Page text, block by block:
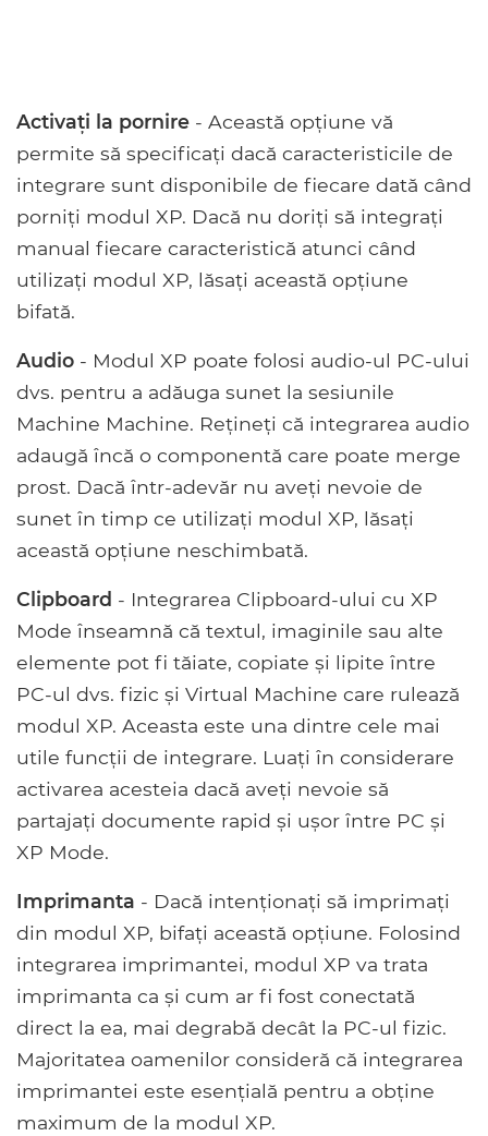
Activați la pornire - Această opțiune vă
permite să specificați dacă caracteristicile de
integrare sunt disponibile de fiecare dată când
porniți modul XP. Dacă nu doriți să integrați
manual fiecare caracteristică atunci când
utilizați modul XP, lăsați această opțiune
bifată.
Audio - Modul XP poate folosi audio-ul PC-ului
dvs. pentru a adăuga sunet la sesiunile
Machine Machine. Rețineți că integrarea audio
adaugă încă o componentă care poate merge
prost. Dacă într-adevăr nu aveți nevoie de
sunet în timp ce utilizați modul XP, lăsați
această opțiune neschimbată.
Clipboard - Integrarea Clipboard-ului cu XP
Mode înseamnă că textul, imaginile sau alte
elemente pot fi tăiate, copiate și lipite între
PC-ul dvs. fizic și Virtual Machine care rulează
modul XP. Aceasta este una dintre cele mai
utile funcții de integrare. Luați în considerare
activarea acesteia dacă aveți nevoie să
partajați documente rapid și ușor între PC și
XP Mode.
Imprimanta - Dacă intenționați să imprimați
din modul XP, bifați această opțiune. Folosind
integrarea imprimantei, modul XP va trata
imprimanta ca și cum ar fi fost conectată
direct la ea, mai degrabă decât la PC-ul fizic.
Majoritatea oamenilor consideră că integrarea
imprimantei este esențială pentru a obține
maximum de la modul XP.